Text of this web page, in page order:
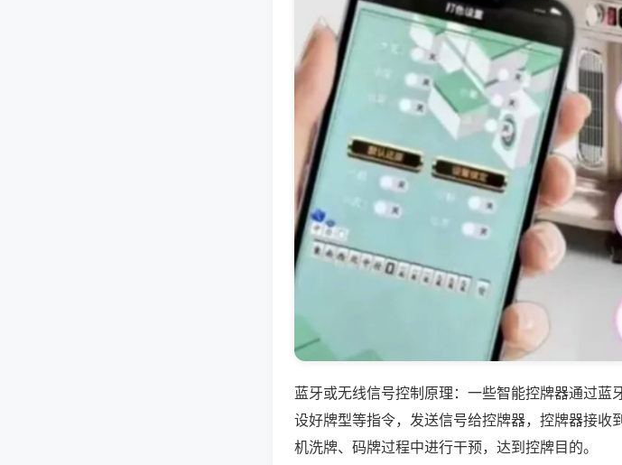
蓝牙或无线信号控制原理：一些智能控牌器通过
设好牌型等指令，发送信号给控牌器，控牌器接
机洗牌、码牌过程中进行干预，达到控牌目的。